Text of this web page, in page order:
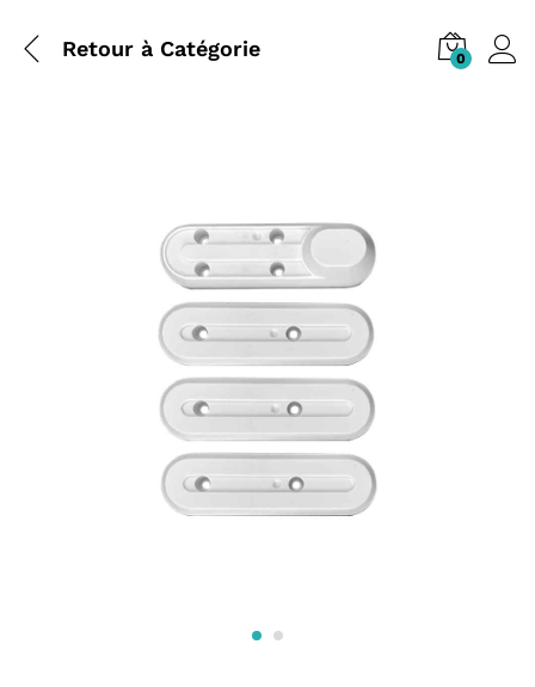
Retour à Catégorie 0